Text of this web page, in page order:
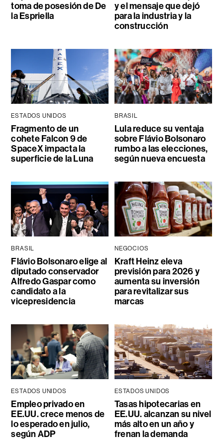
toma de posesión de De
la Espriella
y el mensaje que dejó
para la industria y la
construcción
ESTADOS UNIDOS
Fragmento de un
cohete Falcon 9 de
SpaceX impacta la
superficie de la Luna
BRASIL
Lula reduce su ventaja
sobre Flávio Bolsonaro
rumbo a las elecciones,
según nueva encuesta
BRASIL
Flávio Bolsonaro elige al
diputado conservador
Alfredo Gaspar como
candidato a la
vicepresidencia
NEGOCIOS
Kraft Heinz eleva
previsión para 2026 y
aumenta su inversión
para revitalizar sus
marcas
ESTADOS UNIDOS
Empleo privado en
EE.UU. crece menos de
lo esperado en julio,
según ADP
ESTADOS UNIDOS
Tasas hipotecarias en
EE.UU. alcanzan su nivel
más alto en un año y
frenan la demanda